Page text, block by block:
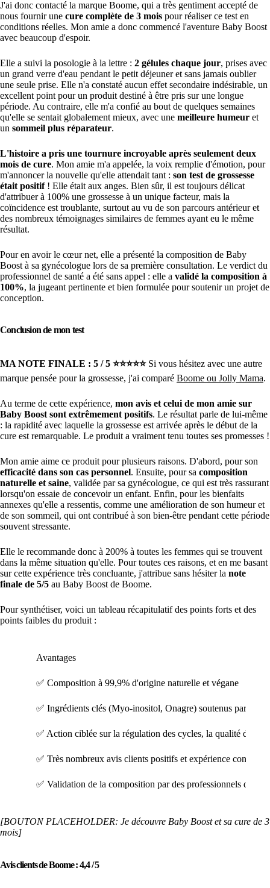
J'ai donc contacté la marque Boome, qui a très gentiment accepté de
nous fournir une cure complète de 3 mois pour réaliser ce test en
conditions réelles. Mon amie a donc commencé l'aventure Baby Boost
avec beaucoup d'espoir.
Elle a suivi la posologie à la lettre : 2 gélules chaque jour, prises avec
un grand verre d'eau pendant le petit déjeuner et sans jamais oublier
une seule prise. Elle n'a constaté aucun effet secondaire indésirable, un
excellent point pour un produit destiné à être pris sur une longue
période. Au contraire, elle m'a confié au bout de quelques semaines
qu'elle se sentait globalement mieux, avec une meilleure humeur et
un sommeil plus réparateur.
L'histoire a pris une tournure incroyable après seulement deux
mois de cure. Mon amie m'a appelée, la voix remplie d'émotion, pour
m'annoncer la nouvelle qu'elle attendait tant : son test de grossesse
était positif! Elle était aux anges. Bien sûr, il est toujours délicat
d'attribuer à 100% une grossesse à un unique facteur, mais la
coïncidence est troublante, surtout au vu de son parcours antérieur et
des nombreux témoignages similaires de femmes ayant eu le même
résultat.
Pour en avoir le cœur net, elle a présenté la composition de Baby
Boost à sa gynécologue lors de sa première consultation. Le verdict du
professionnel de santé a été sans appel : elle a validé la composition à
100%, la jugeant pertinente et bien formulée pour soutenir un projet de
conception.
Conclusion de mon test
MA NOTE FINALE : 5 / 5 ⭐️⭐️⭐️⭐️⭐️Si vous hésitez avec une autre
marque pensée pour la grossesse, j'ai comparé Boome ou Jolly Mama.
Au terme de cette expérience, mon avis et celui de mon amie sur
Baby Boost sont extrêmement positifs. Le résultat parle de lui-même
: la rapidité avec laquelle la grossesse est arrivée après le début de la
cure est remarquable. Le produit a vraiment tenu toutes ses promesses !
Mon amie aime ce produit pour plusieurs raisons. D'abord, pour son
efficacité dans son cas personnel. Ensuite, pour sa composition
naturelle et saine, validée par sa gynécologue, ce qui est très rassurant
lorsqu'on essaie de concevoir un enfant. Enfin, pour les bienfaits
annexes qu'elle a ressentis, comme une amélioration de son humeur et
de son sommeil, qui ont contribué à son bien-être pendant cette période
souvent stressante.
Elle le recommande donc à 200% à toutes les femmes qui se trouvent
dans la même situation qu'elle. Pour toutes ces raisons, et en me basant
sur cette expérience très concluante, j'attribue sans hésiter la note
finale de 5/5 au Baby Boost de Boome.
Pour synthétiser, voici un tableau récapitulatif des points forts et des
points faibles du produit :
Avantages
✅ Composition à 99,9% d'origine naturelle et végane
✅ Ingrédients clés (Myo-inositol, Onagre) soutenus par la
✅ Action ciblée sur la régulation des cycles, la qualité des
✅ Très nombreux avis clients positifs et expérience
✅ Validation de la composition par des professionnels de
[BOUTON PLACEHOLDER: Je découvre Baby Boost et sa cure de 3
mois]
Avis clients de Boome : 4,4 / 5